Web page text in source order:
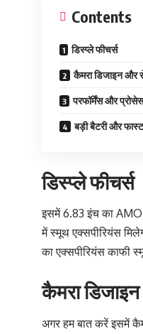
Contents
डिस्प्ले फीचर्स
कैमरा डिजाइन और
परफॉर्मेंस और
बड़ी बैटरी और फास्ट
डिस्प्ले फीचर्स
इसमें 6.83 इंच का
में स्मूथ एक्सपीरियंस
का एक्सपीरियंस काफी
कैमरा
अगर हम बात करें इसमें